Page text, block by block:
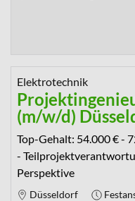
Elektrotechnik
(m/w/d)
Top-Gehalt: 54.000 € -
-
Perspektive
Düsseldorf